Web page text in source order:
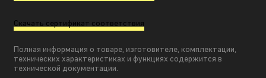
Скачать сертификат соответствия
Полная информация о товаре, изготовителе, комплектации,
технических характеристиках и функциях содержится в
технической документации.